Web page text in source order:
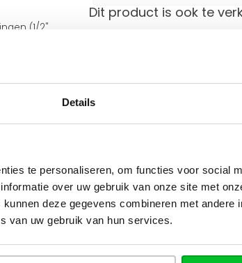
Details
te personaliseren, om functies voor social
over uw gebruik van onze site met
deze gegevens combineren met andere
van uw gebruik van hun services.
(1/2"
50 mm.
aan de
leidingen en
keuze uit
gegroefd, en
u alle
Dit product is ook te